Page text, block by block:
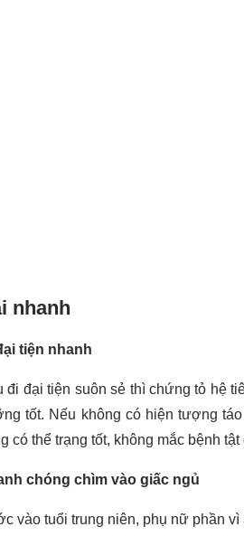
nhanh
tiện nhanh
đi đại tiện suôn sẻ thì chứng tỏ hệ
tốt. Nếu không có hiện tượng
có thể trạng tốt, không mắc bệnh tật
chóng chìm vào giấc ngủ
vào tuổi trung niên, phụ nữ phần